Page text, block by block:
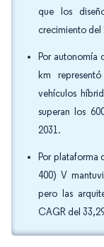
que los
crecimiento del
Por autonomía
km
vehículos
superan los
2031.
Por plataforma
400) V
pero las
CAGR del